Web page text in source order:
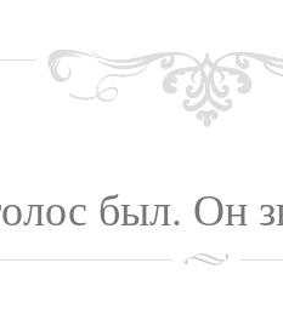
был. Он